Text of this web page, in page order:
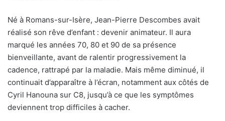
Né à Romans-sur-Isère, Jean-Pierre Descombes avait
réalisé son rêve d’enfant : devenir animateur. Il aura
marqué les années 70, 80 et 90 de sa présence
bienveillante, avant de ralentir progressivement la
cadence, rattrapé par la maladie. Mais même diminué, il
continuait d’apparaître à l’écran, notamment aux côtés de
Cyril Hanouna sur C8, jusqu’à ce que les symptômes
deviennent trop difficiles à cacher.